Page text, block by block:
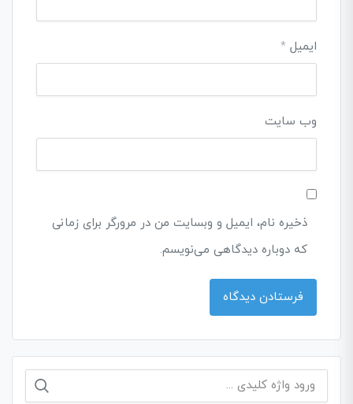
ایمیل *
وب‌ سایت
ذخیره نام، ایمیل و وبسایت من در مرورگر برای زمانی
که دوباره دیدگاهی می‌نویسم.
جستجو